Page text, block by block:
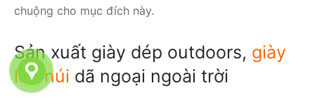
chuộng cho mục đích này.
Sản xuất giày dép outdoors, giày
leo núi dã ngoại ngoài trời